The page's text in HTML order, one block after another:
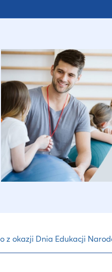
z okazji Dnia Edukacji